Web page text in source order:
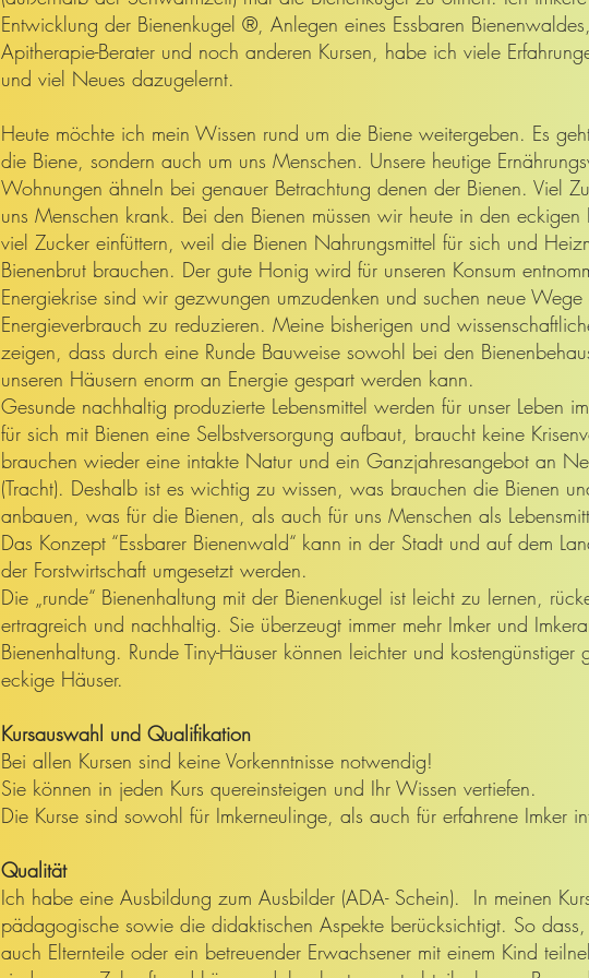
Entwicklung der Bienenkugel ®, Anlegen eines Essbaren
Apitherapie-Berater und noch anderen Kursen, habe ich viele
und viel Neues dazugelernt.
Heute möchte ich mein Wissen rund um die Biene weitergeben. Es
die Biene, sondern auch um uns Menschen. Unsere heutige
Wohnungen ähneln bei genauer Betrachtung denen der Bienen. Viel
uns Menschen krank. Bei den Bienen müssen wir heute in den eckigen
viel Zucker einfüttern, weil die Bienen Nahrungsmittel für sich und
Bienenbrut brauchen. Der gute Honig wird für unseren Konsum
Energiekrise sind wir gezwungen umzudenken und suchen neue Wege
Energieverbrauch zu reduzieren. Meine bisherigen und
zeigen, dass durch eine Runde Bauweise sowohl bei den
unseren Häusern enorm an Energie gespart werden kann.
Gesunde nachhaltig produzierte Lebensmittel werden für unser Leben
für sich mit Bienen eine Selbstversorgung aufbaut, braucht keine
brauchen wieder eine intakte Natur und ein Ganzjahresangebot an
(Tracht). Deshalb ist es wichtig zu wissen, was brauchen die Bienen
anbauen, was für die Bienen, als auch für uns Menschen als
Das Konzept “Essbarer Bienenwald“ kann in der Stadt und auf dem
der Forstwirtschaft umgesetzt werden.
Die „runde“ Bienenhaltung mit der Bienenkugel ist leicht zu lernen,
ertragreich und nachhaltig. Sie überzeugt immer mehr Imker und
Bienenhaltung. Runde Tiny-Häuser können leichter und
eckige Häuser.
Kursauswahl und Qualifikation
Bei allen Kursen sind keine Vorkenntnisse notwendig!
Sie können in jeden Kurs quereinsteigen und Ihr Wissen vertiefen.
Die Kurse sind sowohl für Imkerneulinge, als auch für erfahrene Imker
Qualität
Ich habe eine Ausbildung zum Ausbilder (ADA- Schein). In meinen
pädagogische sowie die didaktischen Aspekte berücksichtigt. So
auch Elternteile oder ein betreuender Erwachsener mit einem Kind